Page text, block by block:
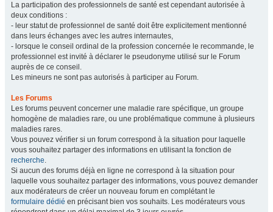
La participation des professionnels de santé est cependant autorisée à
deux conditions :
- leur statut de professionnel de santé doit être explicitement mentionné
dans leurs échanges avec les autres internautes,
- lorsque le conseil ordinal de la profession concernée le recommande, le
professionnel est invité à déclarer le pseudonyme utilisé sur le Forum
auprès de ce conseil.
Les mineurs ne sont pas autorisés à participer au Forum.
Les Forums
Les forums peuvent concerner une maladie rare spécifique, un groupe
homogène de maladies rare, ou une problématique commune à plusieurs
maladies rares.
Vous pouvez vérifier si un forum correspond à la situation pour laquelle
vous souhaitez partager des informations en utilisant la fonction de
recherche.
Si aucun des forums déjà en ligne ne correspond à la situation pour
laquelle vous souhaitez partager des informations, vous pouvez demander
aux modérateurs de créer un nouveau forum en complétant le
formulaire dédié en précisant bien vos souhaits. Les modérateurs vous